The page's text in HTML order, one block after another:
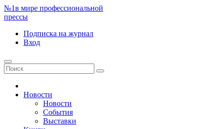
№1в мире профессиональной
прессы
Подписка на журнал
Вход
Новости
Новости
События
Выставки